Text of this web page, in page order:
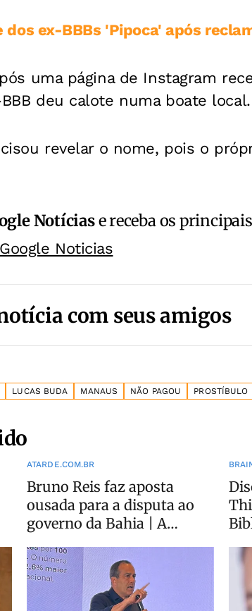
ex-BBBs 'Pipoca' após
uma página de Instagram
deu calote numa boate local.
revelar o nome, pois o
Notíciase receba os
Noticias
com seus amigos
LUCAS BUDA MANAUS NÃO PAGOU PROSTÍBULO